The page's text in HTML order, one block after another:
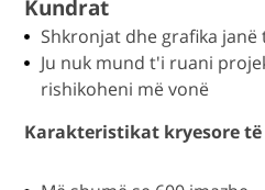
Kundrat
Shkronjat dhe grafika janë
Ju nuk mund t'i ruani
rishikoheni më vonë
Karakteristikat kryesore të